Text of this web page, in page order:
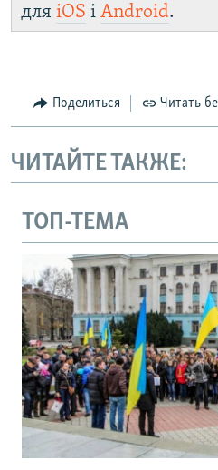
для iOS і Android.
Поделиться Читать
ЧИТАЙТЕ ТАКЖЕ:
ТОП-ТЕМА